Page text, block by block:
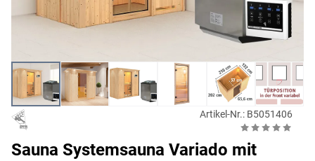
Artikel-Nr.: B5051406
Sauna Systemsauna Variado mit